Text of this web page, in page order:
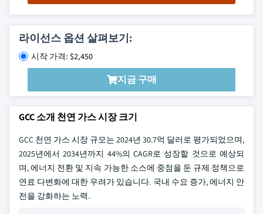
라이선스 옵션 살펴보기:
시작 가격: $2,450
지금 구매
GCC 소개 천연 가스 시장 크기
GCC 천연 가스 시장 규모는 2024년 30.7억 달러로 평가되었으며,
2025년에서 2034년까지 44%의 CAGR로 성장할 것으로 예상되
며, 에너지 전환 및 지속 가능한 소스에 중점을 둔 규제 정책으로
연료 다변화에 대한 우려가 있습니다. 국내 수요 증가, 에너지 안
전을 강화하는 노력.